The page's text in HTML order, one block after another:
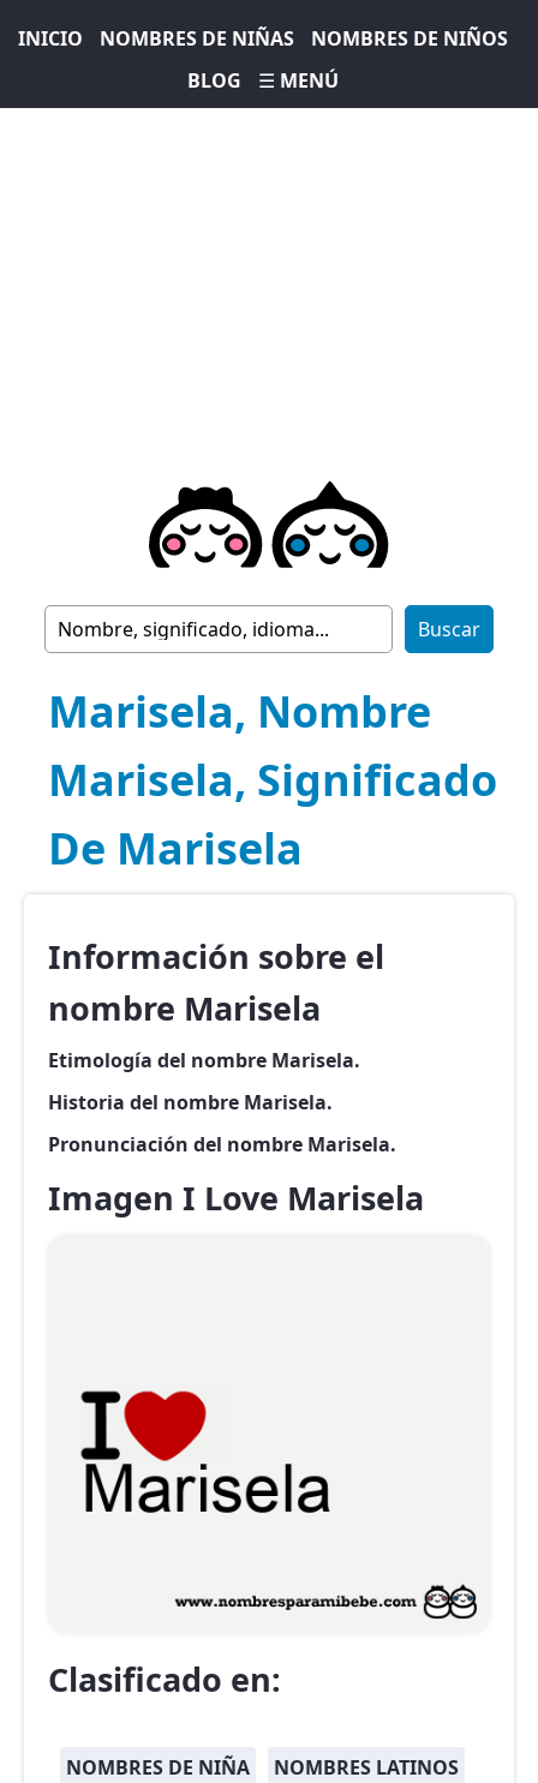
INICIO NOMBRES DE NIÑAS
NOMBRES DE NIÑOS
BLOG
☰ MENÚ
Marisela, Nombre
Marisela, Significado
De Marisela
Información sobre el
nombre Marisela
Etimología del nombre Marisela.
Historia del nombre Marisela.
Pronunciación del nombre Marisela.
Imagen I Love Marisela
Clasificado en:
NOMBRES DE NIÑA NOMBRES LATINOS